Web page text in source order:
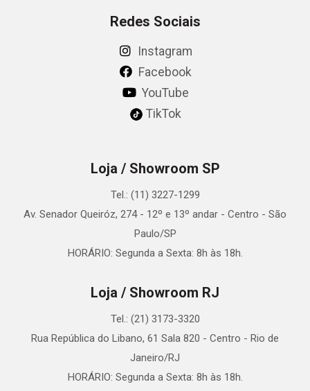
Redes Sociais
Instagram
Facebook
YouTube
TikTok
Loja / Showroom SP
Tel.: (11) 3227-1299
Av. Senador Queiróz, 274 - 12º e 13º andar - Centro - São
Paulo/SP
HORÁRIO: Segunda a Sexta: 8h às 18h.
Loja / Showroom RJ
Tel.: (21) 3173-3320
Rua República do Libano, 61 Sala 820 - Centro - Rio de
Janeiro/RJ
HORÁRIO: Segunda a Sexta: 8h às 18h.